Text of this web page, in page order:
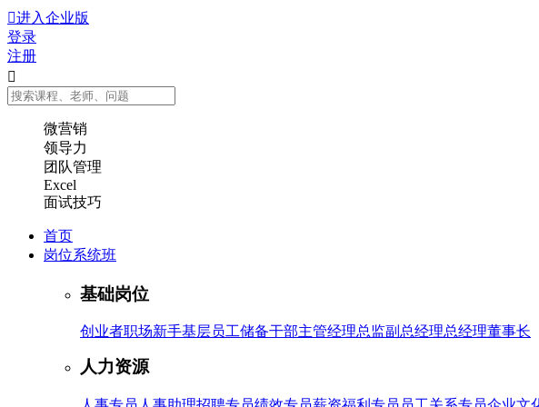
进入企业版
登录
注册

微营销
领导力
团队管理
Excel
面试技巧
首页
岗位系统班
基础岗位
创业者职场新手基层员工储备干部主管经理总监副总经理总经理董事长
人力资源